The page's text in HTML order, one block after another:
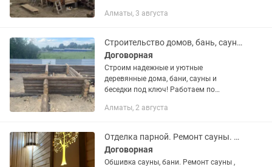
работаем с деревом, соблюдая
Алматы, 3 августа
Строительство домов, бань, саун и беседок из дерева
Договорная
Строим надежные и уютные
деревянные дома, бани, сауны и
беседки под ключ! Работаем по
качества. Что мы предлагаем: Дома и
каркасной...
Алматы, 2 августа
Отделка парной. Ремонт сауны. Обшивка бани
Договорная
Обшивка сауны, бани. Ремонт сауны ,